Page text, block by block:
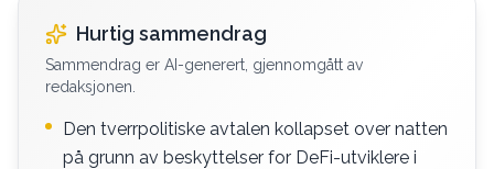
Hurtig sammendrag
Sammendrag er AI-generert, gjennomgått av
redaksjonen.
Den tverrpolitiske avtalen kollapset over natten
på grunn av beskyttelser for DeFi-utviklere i